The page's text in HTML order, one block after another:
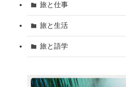
旅と仕事
旅と生活
旅と語学